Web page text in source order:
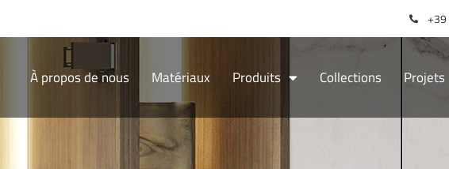
+39
À propos de nous Matériaux Produits Collections Projets